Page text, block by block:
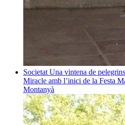
Societat Una vintena de
Miracle amb l’inici de la Festa
Montanyà